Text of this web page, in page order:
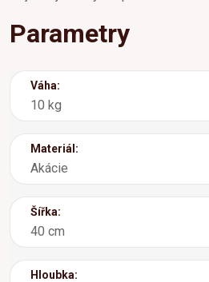
Parametry
Váha:
10 kg
Materiál:
Akácie
Šířka:
40 cm
Hloubka: